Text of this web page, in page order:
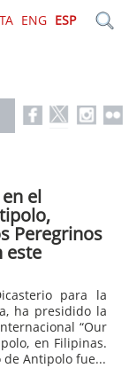
ENG ESP
el
Peregrinos
este
para la
ha presidido la
“Our
en Filipinas.
de Antipolo fue...